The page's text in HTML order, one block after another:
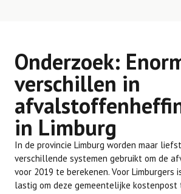
Onderzoek:
verschillen in
in Limburg
In de provincie Limburg worden maar
verschillende systemen gebruikt om de
voor 2019 te berekenen. Voor Limburgers
lastig om deze gemeentelijke kostenpost